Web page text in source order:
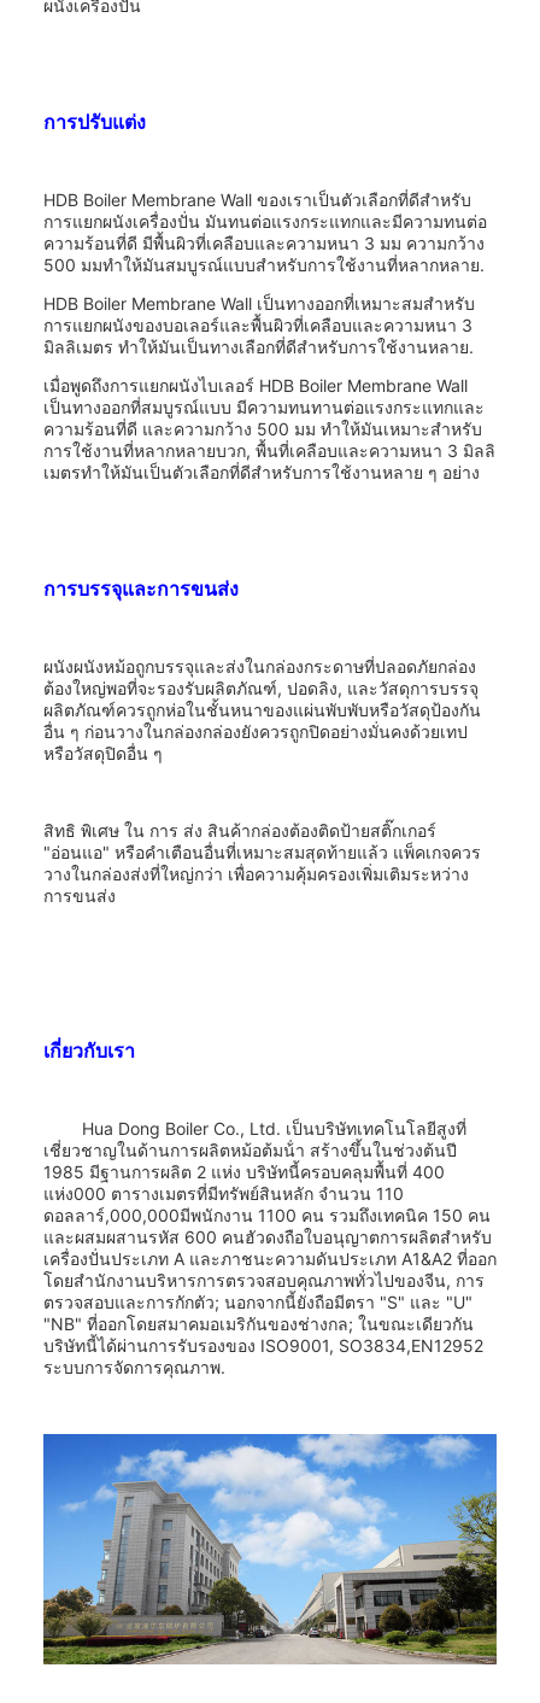
ผนังเครื่องปั่น
การปรับแต่ง
HDB Boiler Membrane Wall ของเราเป็นตัวเลือกที่ดีสําหรับ
การแยกผนังเครื่องปั่น มันทนต่อแรงกระแทกและมีความทนต่อ
ความร้อนที่ดี มีพื้นผิวที่เคลือบและความหนา 3 มม ความกว้าง
500 มมทําให้มันสมบูรณ์แบบสําหรับการใช้งานที่หลากหลาย.
HDB Boiler Membrane Wall เป็นทางออกที่เหมาะสมสําหรับ
การแยกผนังของบอเลอร์และพื้นผิวที่เคลือบและความหนา 3
มิลลิเมตร ทําให้มันเป็นทางเลือกที่ดีสําหรับการใช้งานหลาย.
เมื่อพูดถึงการแยกผนังไบเลอร์ HDB Boiler Membrane Wall
เป็นทางออกที่สมบูรณ์แบบ มีความทนทานต่อแรงกระแทกและ
ความร้อนที่ดี และความกว้าง 500 มม ทําให้มันเหมาะสําหรับ
การใช้งานที่หลากหลายบวก, พื้นที่เคลือบและความหนา 3 มิลลิ
เมตรทําให้มันเป็นตัวเลือกที่ดีสําหรับการใช้งานหลาย ๆ อย่าง
การบรรจุและการขนส่ง
ผนังผนังหม้อถูกบรรจุและส่งในกล่องกระดาษที่ปลอดภัยกล่อง
ต้องใหญ่พอที่จะรองรับผลิตภัณฑ์, ปอดลิง, และวัสดุการบรรจุ
ผลิตภัณฑ์ควรถูกห่อในชั้นหนาของแผ่นพับพับหรือวัสดุป้องกัน
อื่น ๆ ก่อนวางในกล่องกล่องยังควรถูกปิดอย่างมั่นคงด้วยเทป
หรือวัสดุปิดอื่น ๆ
สิทธิ พิเศษ ใน การ ส่ง สินค้ากล่องต้องติดป้ายสติ๊กเกอร์
"อ่อนแอ" หรือคําเตือนอื่นที่เหมาะสมสุดท้ายแล้ว แพ็คเกจควร
วางในกล่องส่งที่ใหญ่กว่า เพื่อความคุ้มครองเพิ่มเติมระหว่าง
การขนส่ง
เกี่ยวกับเรา
Hua Dong Boiler Co., Ltd. เป็นบริษัทเทคโนโลยีสูงที่
เชี่ยวชาญในด้านการผลิตหม้อต้มน้ํา สร้างขึ้นในช่วงต้นปี
1985 มีฐานการผลิต 2 แห่ง บริษัทนี้ครอบคลุมพื้นที่ 400
แห่ง000 ตารางเมตรที่มีทรัพย์สินหลัก จํานวน 110
ดอลลาร์,000,000มีพนักงาน 1100 คน รวมถึงเทคนิค 150 คน
และผสมผสานรหัส 600 คนฮัวดงถือใบอนุญาตการผลิตสําหรับ
เครื่องปั่นประเภท A และภาชนะความดันประเภท A1&A2 ที่ออก
โดยสํานักงานบริหารการตรวจสอบคุณภาพทั่วไปของจีน, การ
ตรวจสอบและการกักตัว; นอกจากนี้ยังถือมีตรา "S" และ "U"
"NB" ที่ออกโดยสมาคมอเมริกันของช่างกล; ในขณะเดียวกัน
บริษัทนี้ได้ผ่านการรับรองของ ISO9001, SO3834,EN12952
ระบบการจัดการคุณภาพ.